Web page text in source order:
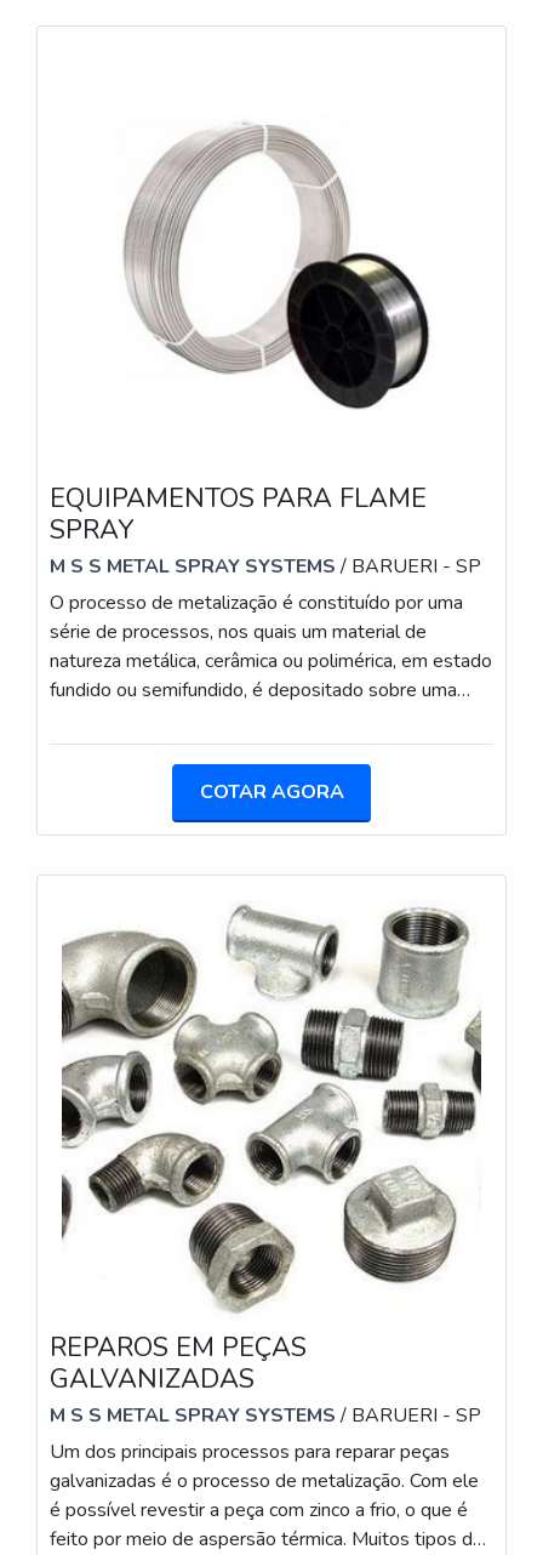
EQUIPAMENTOS PARA FLAME
SPRAY
M S S METAL SPRAY SYSTEMS/ BARUERI - SP
O processo de metalização é constituído por uma
série de processos, nos quais um material de
natureza metálica, cerâmica ou polimérica, em estado
fundido ou semifundido, é depositado sobre uma
depósito. Uma das técnicas possíveis para a
pra flame spray e se utiliza de gás oxigênio e
combustível para criar a chama responsável pela
COTAR AGORA
REPAROS EM PEÇAS
GALVANIZADAS
M S S METAL SPRAY SYSTEMS/ BARUERI - SP
Um dos principais processos para reparar peças
galvanizadas é o processo de metalização. Com ele
é possível revestir a peça com zinco a frio, o que é
feito por meio de aspersão térmica. Muitos tipos de